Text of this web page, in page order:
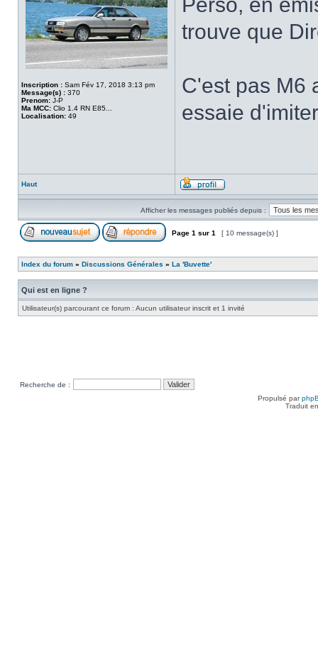
Inscription : Sam Fév 17, 2018 3:13 pm
Message(s) : 370
Prenom: J-P
Ma MCC: Clio 1.4 RN E85...
Localisation: 49
trouve que
C'est pas M6
essaie
Haut
Afficher les messages publiés depuis :
Page 1 sur 1 [ 10 message(s) ]
Index du forum » Discussions Générales » La 'Buvette'
Qui est en ligne ?
Utilisateur(s) parcourant ce forum : Aucun utilisateur inscrit et 1 invité
Recherche de :
Propulsé par
Traduit